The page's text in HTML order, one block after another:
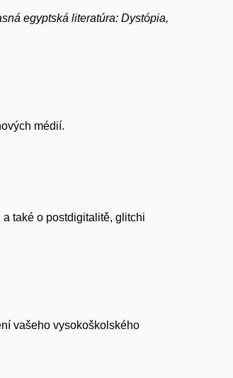
egyptská literatúra: Dystópia,
médií.
také o postdigitalitě, glitchi
vašeho vysokoškolského